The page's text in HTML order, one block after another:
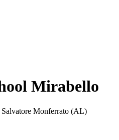
Mirabello
Monferrato (AL)